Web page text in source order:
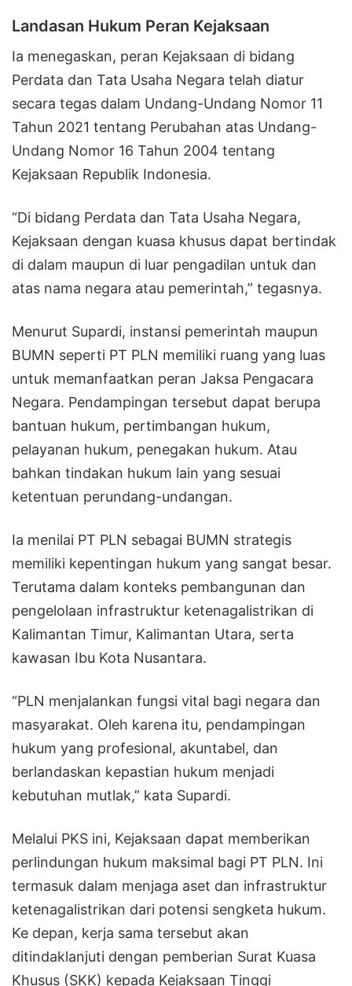
Landasan Hukum Peran Kejaksaan
Ia menegaskan, peran Kejaksaan di bidang
Perdata dan Tata Usaha Negara telah diatur
secara tegas dalam Undang-Undang Nomor 11
Tahun 2021 tentang Perubahan atas Undang-
Undang Nomor 16 Tahun 2004 tentang
Kejaksaan Republik Indonesia.
“Di bidang Perdata dan Tata Usaha Negara,
Kejaksaan dengan kuasa khusus dapat bertindak
di dalam maupun di luar pengadilan untuk dan
atas nama negara atau pemerintah,” tegasnya.
Menurut Supardi, instansi pemerintah maupun
BUMN seperti PT PLN memiliki ruang yang luas
untuk memanfaatkan peran Jaksa Pengacara
Negara. Pendampingan tersebut dapat berupa
bantuan hukum, pertimbangan hukum,
pelayanan hukum, penegakan hukum. Atau
bahkan tindakan hukum lain yang sesuai
ketentuan perundang-undangan.
Ia menilai PT PLN sebagai BUMN strategis
memiliki kepentingan hukum yang sangat besar.
Terutama dalam konteks pembangunan dan
pengelolaan infrastruktur ketenagalistrikan di
Kalimantan Timur, Kalimantan Utara, serta
kawasan Ibu Kota Nusantara.
“PLN menjalankan fungsi vital bagi negara dan
masyarakat. Oleh karena itu, pendampingan
hukum yang profesional, akuntabel, dan
berlandaskan kepastian hukum menjadi
kebutuhan mutlak,” kata Supardi.
Melalui PKS ini, Kejaksaan dapat memberikan
perlindungan hukum maksimal bagi PT PLN. Ini
termasuk dalam menjaga aset dan infrastruktur
ketenagalistrikan dari potensi sengketa hukum.
Ke depan, kerja sama tersebut akan
ditindaklanjuti dengan pemberian Surat Kuasa
Khusus (SKK) kepada Kejaksaan Tinggi